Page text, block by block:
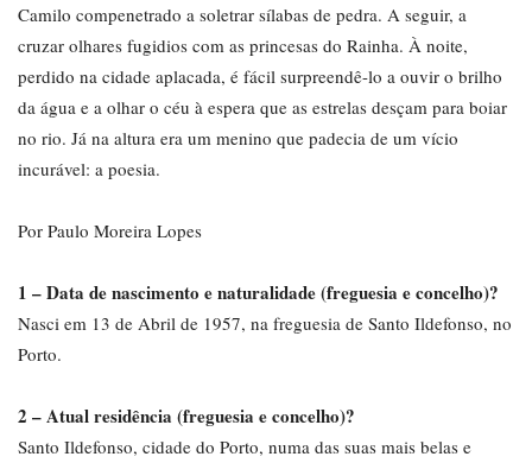
Camilo compenetrado a soletrar sílabas de pedra. A seguir, a
cruzar olhares fugidios com as princesas do Rainha. À noite,
perdido na cidade aplacada, é fácil surpreendê-lo a ouvir o brilho
da água e a olhar o céu à espera que as estrelas desçam para boiar
no rio. Já na altura era um menino que padecia de um vício
incurável: a poesia.
Por Paulo Moreira Lopes
1 – Data de nascimento e naturalidade (freguesia e concelho)?
Nasci em 13 de Abril de 1957, na freguesia de Santo Ildefonso, no
Porto.
2 – Atual residência (freguesia e concelho)?
Santo Ildefonso, cidade do Porto, numa das suas mais belas e